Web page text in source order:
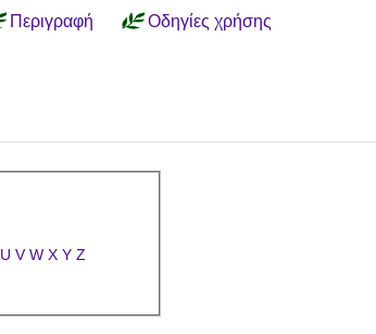
Περιγραφή Οδηγίες χρήσης
U V W X Y Z